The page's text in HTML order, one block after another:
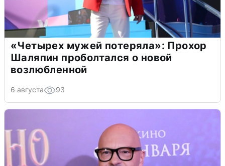
«Четырех мужей потеряла»: Прохор
Шаляпин проболтался о новой
возлюбленной
6 августа 93